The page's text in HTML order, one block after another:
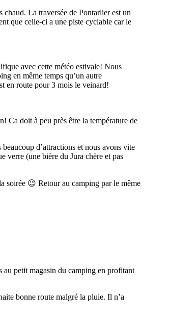
La traversée de Pontarlier est un
que celle-ci a une piste cyclable car le
avec cette météo estivale! Nous
en même temps qu’un autre
en route pour 3 mois le veinard!
Ca doit à peu près être la température de
d’attractions et nous avons vite
verre (une bière du Jura chère et pas
soirée 😉 Retour au camping par le même
au petit magasin du camping en profitant
bonne route malgré la pluie. Il n’a